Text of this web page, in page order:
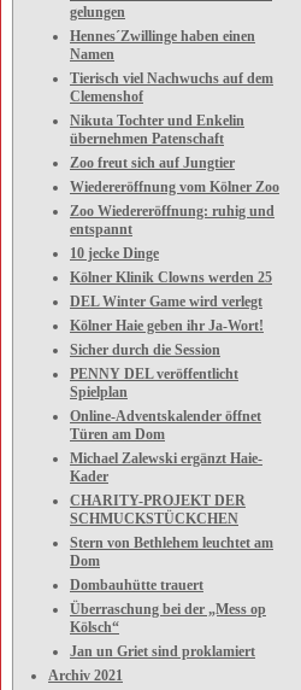
gelungen
Hennes´Zwillinge haben einen
Namen
Tierisch viel Nachwuchs auf dem
Clemenshof
Nikuta Tochter und Enkelin
übernehmen Patenschaft
Zoo freut sich auf Jungtier
Wiedereröffnung vom Kölner Zoo
Zoo Wiedereröffnung: ruhig und
entspannt
10 jecke Dinge
Kölner Klinik Clowns werden 25
DEL Winter Game wird verlegt
Kölner Haie geben ihr Ja-Wort!
Sicher durch die Session
PENNY DEL veröffentlicht
Spielplan
Online-Adventskalender öffnet
Türen am Dom
Michael Zalewski ergänzt Haie-
Kader
CHARITY-PROJEKT DER
SCHMUCKSTÜCKCHEN
Stern von Bethlehem leuchtet am
Dom
Dombauhütte trauert
Überraschung bei der „Mess op
Kölsch“
Jan un Griet sind proklamiert
Archiv 2021